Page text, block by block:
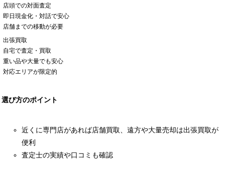
店頭での対面査定
即日現金化・対話で安心
店舗までの移動が必要
出張買取
自宅で査定・買取
重い品や大量でも安心
対応エリアが限定的
選び方のポイント
近くに専門店があれば店舗買取、遠方や大量売却は出張買取が
便利
査定士の実績や口コミも確認